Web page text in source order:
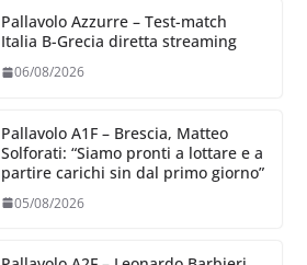
Pallavolo Azzurre – Test-match
Italia B-Grecia diretta streaming
06/08/2026
Pallavolo A1F – Brescia, Matteo
Solforati: “Siamo pronti a lottare e a
partire carichi sin dal primo giorno”
05/08/2026